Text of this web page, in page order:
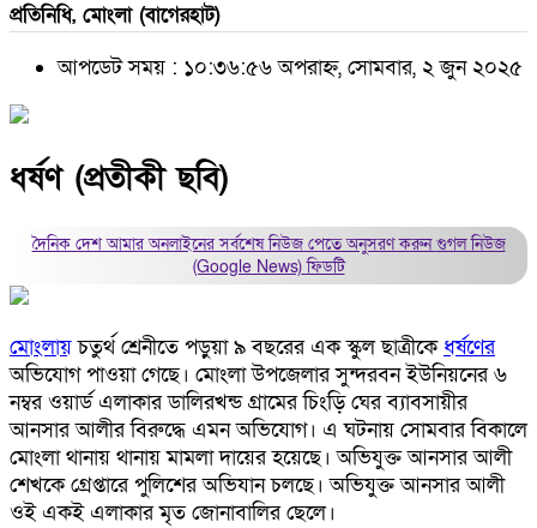
প্রতিনিধি, মোংলা (বাগেরহাট)
আপডেট সময় : ১০:৩৬:৫৬ অপরাহ্ন, সোমবার, ২ জুন ২০২৫
ধর্ষণ (প্রতীকী ছবি)
দৈনিক দেশ আমার অনলাইনের সর্বশেষ নিউজ পেতে অনুসরণ করুনগুগল নিউজ
(Google News)ফিডটি
মোংলায়চতুর্থ শ্রেনীতে পড়ুয়া ৯ বছরের এক স্কুল ছাত্রীকে ধর্ষণের
অভিযোগ পাওয়া গেছে। মোংলা উপজেলার সুন্দরবন ইউনিয়নের ৬
নম্বর ওয়ার্ড এলাকার ডালিরখন্ড গ্রামের চিংড়ি ঘের ব্যাবসায়ীর
আনসার আলীর বিরুদ্ধে এমন অভিযোগ। এ ঘটনায় সোমবার বিকালে
মোংলা থানায় থানায় মামলা দায়ের হয়েছে। অভিযুক্ত আনসার আলী
শেখকে গ্রেপ্তারে পুলিশের অভিযান চলছে। অভিযুক্ত আনসার আলী
ওই একই এলাকার মৃত জোনাবালির ছেলে।